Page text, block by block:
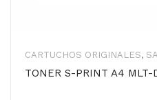
CARTUCHOS ORIGINALES,
TONER S-PRINT A4 MLT-